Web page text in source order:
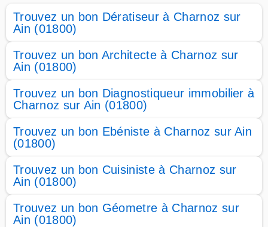
Trouvez un bon Dératiseur à Charnoz sur
Ain (01800)
Trouvez un bon Architecte à Charnoz sur
Ain (01800)
Trouvez un bon Diagnostiqueur immobilier à
Charnoz sur Ain (01800)
Trouvez un bon Ebéniste à Charnoz sur Ain
(01800)
Trouvez un bon Cuisiniste à Charnoz sur
Ain (01800)
Trouvez un bon Géometre à Charnoz sur
Ain (01800)